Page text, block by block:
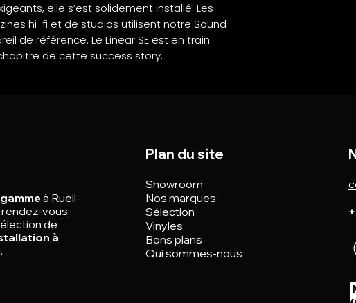
elle s’est solidement installé. Les
hi-fi et de studios utilisent notre Sound
de référence. Le Linear SE est en train
de cette success story.
à Rueil-
vous,
de
à
.
Plan du site
Showroom
Nos marques
Sélection
Vinyles
Bons plans
Qui sommes-nous